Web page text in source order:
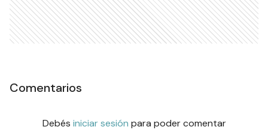
Comentarios
Debés iniciar sesión para poder comentar